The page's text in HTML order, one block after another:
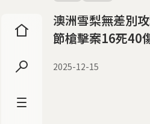
澳洲雪梨無差別
節槍擊案16死40
2025-12-15